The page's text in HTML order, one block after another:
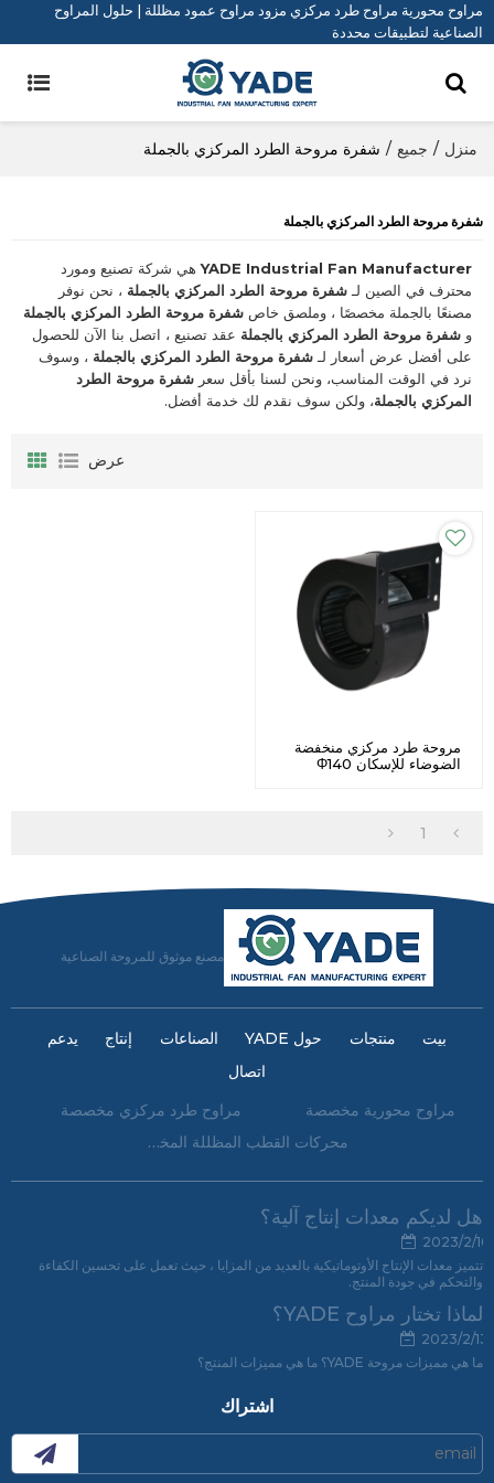
مراوح محورية مراوح طرد مركزي مزود مراوح عمود مظللة | حلول المراوح
الصناعية لتطبيقات محددة
منزل / جميع / شفرة مروحة الطرد المركزي بالجملة
شفرة مروحة الطرد المركزي بالجملة
YADE Industrial Fan Manufacturerهي شركة تصنيع ومورد
محترف في الصين لـ شفرة مروحة الطرد المركزي بالجملة ، نحن نوفر
مصنعًا بالجملة مخصصًا ، وملصق خاص شفرة مروحة الطرد المركزي بالجملة
و شفرة مروحة الطرد المركزي بالجملة عقد تصنيع ، اتصل بنا الآن للحصول
على أفضل عرض أسعار لـ شفرة مروحة الطرد المركزي بالجملة ، وسوف
نرد في الوقت المناسب، ونحن لسنا بأقل سعر شفرة مروحة الطرد
المركزي بالجملة، ولكن سوف نقدم لك خدمة أفضل.
عرض
مروحة طرد مركزي منخفضة
الضوضاء للإسكان Φ140
1
مصنع موثوق للمروحة الصناعية
بيت منتجات حول YADE الصناعات إنتاج
يدعم
اتصال
مراوح محورية مخصصة
مراوح طرد مركزي مخصصة
محركات القطب المظللة المخصصة
هل لديكم معدات إنتاج آلية؟
2023/2/16
تتميز معدات الإنتاج الأوتوماتيكية بالعديد من المزايا ، حيث تعمل على تحسين الكفاءة
والتحكم في جودة المنتج.
لماذا تختار مراوح YADE؟
2023/2/13
ما هي مميزات مروحة YADE؟ ما هي مميزات المنتج؟
اشتراك